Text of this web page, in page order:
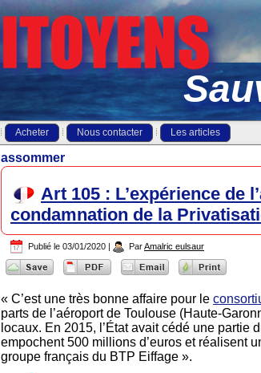
Acheter Nous contacter Les articles
assommer
Art 105 : L’expérience de
condamnation de la
Publié le 03/01/2020 | ParAmalric eulsaur
« C’est une très bonne affaire pour le
parts de l’aéroport de Toulouse (Haute-
locaux. En 2015, l’État avait cédé une partie
empochent 500 millions d’euros et réalisent
groupe français du BTP Eiffage ».